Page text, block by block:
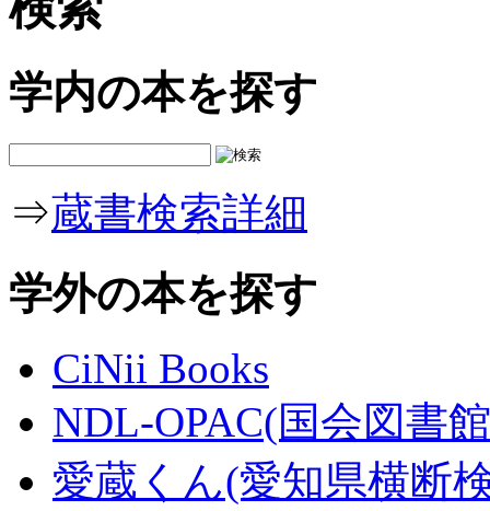
学内の本を探す
⇒蔵書検索詳細
学外の本を探す
CiNii Books
NDL-OPAC(国会図書
愛蔵くん(愛知県横断